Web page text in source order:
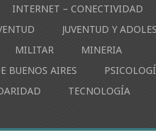
INTERNET – CONECTIVIDAD
JUVENTUD Y
MILITAR
MINERIA
BUENOS AIRES
TECNOLOGÍA